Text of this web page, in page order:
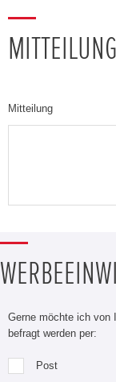
MITTEILUNG
Mitteilung
Gerne möchte ich von
befragt werden per:
Post